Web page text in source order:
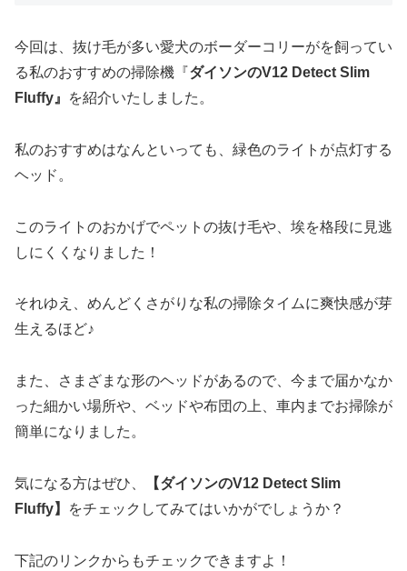
今回は、抜け毛が多い愛犬のボーダーコリーがを飼ってい
る私のおすすめの掃除機『ダイソンのV12 Detect Slim
Fluffy』
を紹介いたしました。
私のおすすめはなんといっても、緑色のライトが点灯する
ヘッド。
このライトのおかげでペットの抜け毛や、埃を格段に見逃
しにくくなりました！
それゆえ、めんどくさがりな私の掃除タイムに爽快感が芽
生えるほど♪
また、さまざまな形のヘッドがあるので、今まで届かなか
った細かい場所や、ベッドや布団の上、車内までお掃除が
簡単になりました。
気になる方はぜひ、
【ダイソンのV12 Detect Slim
Fluffy】
をチェックしてみてはいかがでしょうか？
下記のリンクからもチェックできますよ！